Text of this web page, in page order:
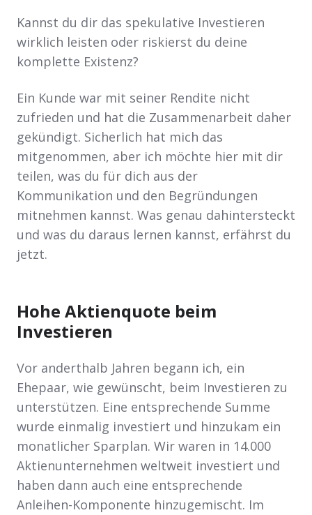
Kannst du dir das spekulative Investieren
wirklich leisten oder riskierst du deine
komplette Existenz?
Ein Kunde war mit seiner Rendite nicht
zufrieden und hat die Zusammenarbeit daher
gekündigt. Sicherlich hat mich das
mitgenommen, aber ich möchte hier mit dir
teilen, was du für dich aus der
Kommunikation und den Begründungen
mitnehmen kannst. Was genau dahintersteckt
und was du daraus lernen kannst, erfährst du
jetzt.
Hohe Aktienquote beim
Investieren
Vor anderthalb Jahren begann ich, ein
Ehepaar, wie gewünscht, beim Investieren zu
unterstützen. Eine entsprechende Summe
wurde einmalig investiert und hinzukam ein
monatlicher Sparplan. Wir waren in 14.000
Aktienunternehmen weltweit investiert und
haben dann auch eine entsprechende
Anleihen-Komponente hinzugemischt. Im